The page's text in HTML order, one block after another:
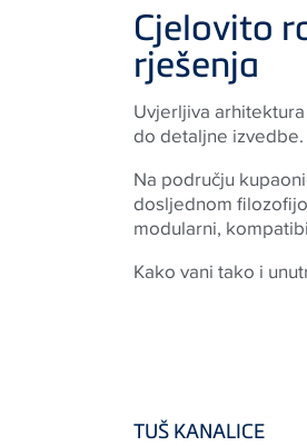
Cjelovito
rješenja
Uvjerljiva
do detaljne izvedbe.
Na području
dosljednom
modularni,
Kako vani tako i
TUŠ KANALICE